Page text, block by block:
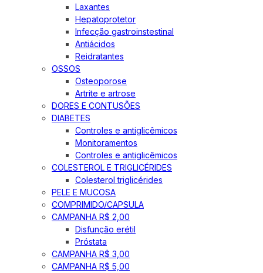
Laxantes
Hepatoprotetor
Infecção gastroinstestinal
Antiácidos
Reidratantes
OSSOS
Osteoporose
Artrite e artrose
DORES E CONTUSÕES
DIABETES
Controles e antiglicêmicos
Monitoramentos
Controles e antiglicêmicos
COLESTEROL E TRIGLICÉRIDES
Colesterol triglicérides
PELE E MUCOSA
COMPRIMIDO/CAPSULA
CAMPANHA R$ 2,00
Disfunção erétil
Próstata
CAMPANHA R$ 3,00
CAMPANHA R$ 5,00